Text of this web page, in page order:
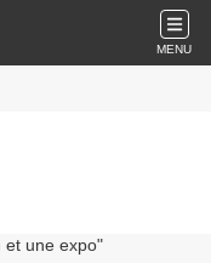
MENU